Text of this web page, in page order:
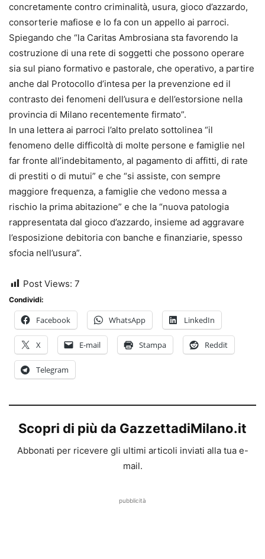
concretamente contro criminalità, usura, gioco d’azzardo,
consorterie mafiose e lo fa con un appello ai parroci.
Spiegando che “la Caritas Ambrosiana sta favorendo la
costruzione di una rete di soggetti che possono operare
sia sul piano formativo e pastorale, che operativo, a partire
anche dal Protocollo d’intesa per la prevenzione ed il
contrasto dei fenomeni dell’usura e dell’estorsione nella
provincia di Milano recentemente firmato”.
In una lettera ai parroci l’alto prelato sottolinea “il
fenomeno delle difficoltà di molte persone e famiglie nel
far fronte all’indebitamento, al pagamento di affitti, di rate
di prestiti o di mutui” e che “si assiste, con sempre
maggiore frequenza, a famiglie che vedono messa a
rischio la prima abitazione” e che la “nuova patologia
rappresentata dal gioco d’azzardo, insieme ad aggravare
l’esposizione debitoria con banche e finanziarie, spesso
sfocia nell’usura”.
Post Views: 7
Condividi:
Facebook WhatsApp LinkedIn
X E-mail Stampa Reddit
Telegram
Scopri di più da GazzettadiMilano.it
Abbonati per ricevere gli ultimi articoli inviati alla tua e-
mail.
pubblicità